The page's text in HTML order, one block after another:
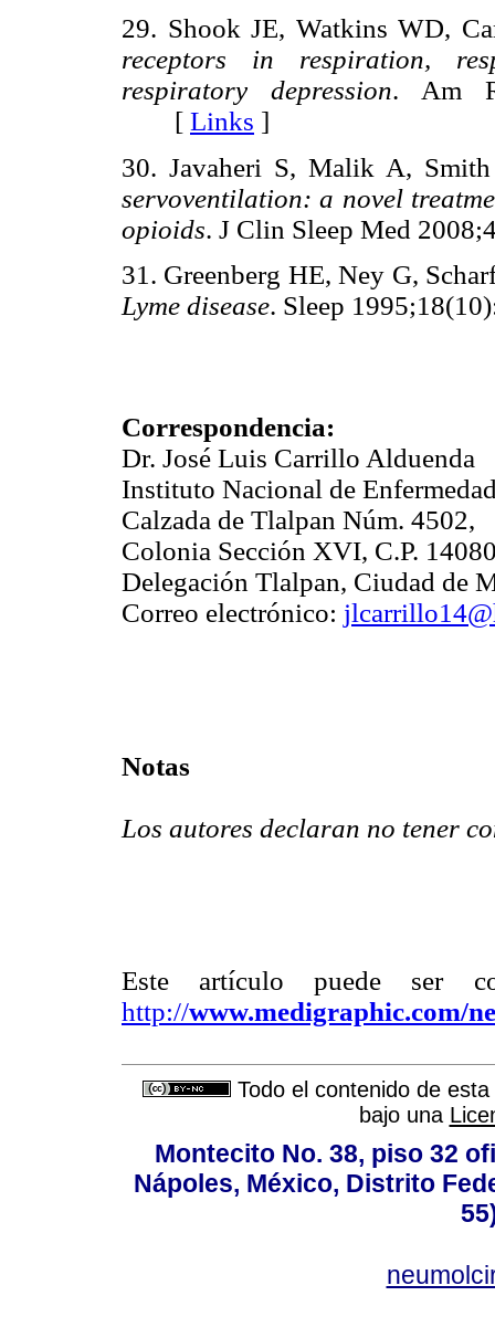
29. Shook JE, Watkins WD,
receptors in respiration,
respiratory depression. Am
[ Links ]
30. Javaheri S, Malik A,
servoventilation: a novel
opioids. J Clin Sleep Med
31. Greenberg HE, Ney G,
Lyme disease. Sleep
Correspondencia:
Dr. José Luis Carrillo Alduenda
Instituto Nacional de
Calzada de Tlalpan Núm. 4502,
Colonia Sección XVI, C.P.
Delegación Tlalpan, Ciudad de
Correo electrónico:
Notas
Los autores declaran no tener
Este artículo puede ser
http://www.medigraphic.com/
Todo el contenido de
bajo una
Montecito No. 38, piso 32
Nápoles, México, Distrito